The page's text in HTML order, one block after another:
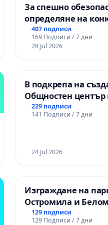
За спешно
определяне на
срокове и
цялостна
републиканския
Момин проход
407 подписи
169 Подписи / 7 дни
28 Jul 2026
В подкрепа на
Общностен център
Църква
229 подписи
141 Подписи / 7 дни
24 Jul 2026
Изграждане на
Остромила и
129 подписи
129 Подписи / 7 дни